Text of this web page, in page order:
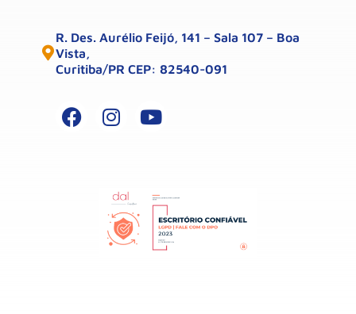
R. Des. Aurélio Feijó, 141 – Sala 107 – Boa
Vista,
Curitiba/PR CEP: 82540-091